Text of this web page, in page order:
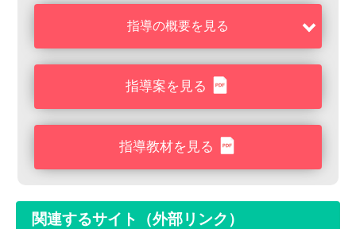
指導の概要を見る
指導案を見る
指導教材を見る
関連するサイト（外部リンク）